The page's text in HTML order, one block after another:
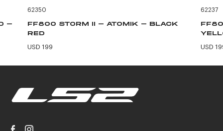
-
62350
FF800 STORM II - ATOMIK - BLACK
RED
USD 199
62237
USD